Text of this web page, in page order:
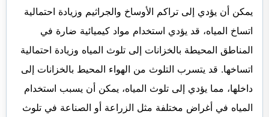
يمكن أن يؤدي إلى تراكم الأوساخ والجراثيم وزيادة احتمالية
اتساخ المياه، قد يؤدي استخدام مواد كيميائية ضارة في
المناطق المحيطة بالخزانات إلى تلوث المياه وزيادة احتمالية
اتساخها. قد يتسرب التلوث من الهواء المحيط بالخزانات إلى
داخلها، مما يؤدي إلى تلوث المياه، يمكن أن يسبب استخدام
المياه في أغراض مختلفة مثل الزراعة أو الصناعة في تلوث